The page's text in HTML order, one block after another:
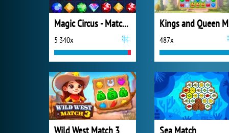
Magic Circus - Match 3
5 340x 487x